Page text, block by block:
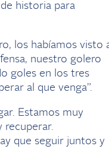
historia para
los habíamos visto
nuestro golero
goles en los tres
al que venga”.
Estamos muy
recuperar.
que seguir juntos y